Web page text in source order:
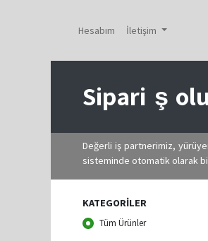
Hesabım İletişim
Sipari ş
Değerli iş partnerimiz,
sisteminde otomatik olarak
KATEGORILER
Tüm Ürünler